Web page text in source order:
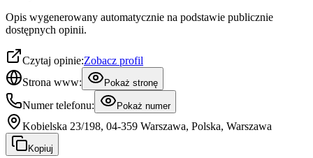
Opis wygenerowany automatycznie na podstawie publicznie
dostępnych opinii.
Czytaj opinie:Zobacz profil
Strona www:
Pokaż stronę
Numer telefonu: Pokaż numer
Kobielska 23/198, 04-359 Warszawa, Polska, Warszawa
Kopiuj